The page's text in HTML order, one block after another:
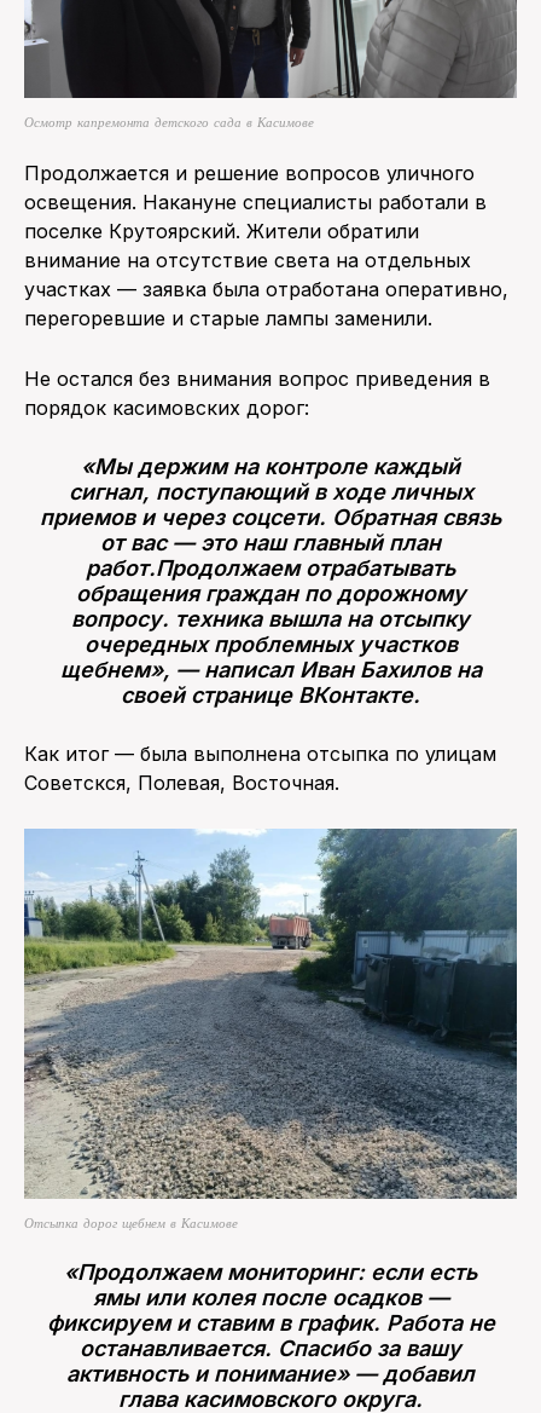
Осмотр капремонта детского сада в Касимове
Продолжается и решение вопросов уличного
освещения. Накануне специалисты работали в
поселке Крутоярский. Жители обратили
внимание на отсутствие света на отдельных
участках — заявка была отработана оперативно,
перегоревшие и старые лампы заменили.
Не остался без внимания вопрос приведения в
порядок касимовских дорог:
«Мы держим на контроле каждый
сигнал, поступающий в ходе личных
приемов и через соцсети. Обратная связь
от вас — это наш главный план
работ.Продолжаем отрабатывать
обращения граждан по дорожному
вопросу. техника вышла на отсыпку
очередных проблемных участков
щебнем», — написал Иван Бахилов на
своей странице ВКонтакте.
Как итог — была выполнена отсыпка по улицам
Советскся, Полевая, Восточная.
Отсыпка дорог щебнем в Касимове
️«Продолжаем мониторинг: если есть
ямы или колея после осадков —
фиксируем и ставим в график. Работа не
останавливается. Спасибо за вашу
активность и понимание» — добавил
глава касимовского округа.